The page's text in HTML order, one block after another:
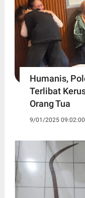
Humanis,
Terlibat
Orang Tua
9/01/2025